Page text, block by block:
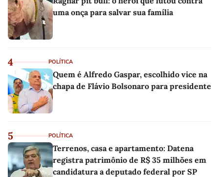
uma onça para salvar sua família
4 POLÍTICA
Quem é Alfredo Gaspar, escolhido vice na
chapa de Flávio Bolsonaro para presidente
5 POLÍTICA
Terrenos, casa e apartamento: Datena
registra patrimônio de R$ 35 milhões em
candidatura a deputado federal por SP